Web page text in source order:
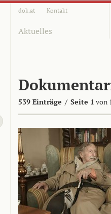
dok.at Kontakt
Aktuelles
539 Einträge / Seite 1 von